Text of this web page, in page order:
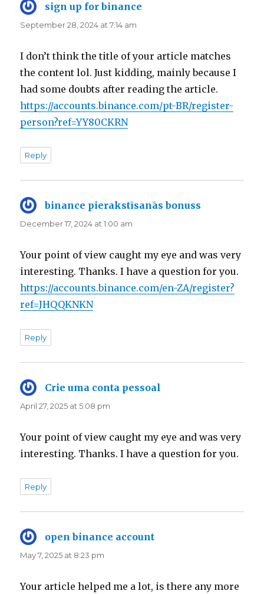
sign up for binance
September 28, 2024 at 7:14 am
I don’t think the title of your article matches
the content lol. Just kidding, mainly because I
had some doubts after reading the article.
https://accounts.binance.com/pt-BR/register-
person?ref=YY80CKRN
Reply
binance pierakstīsanās bonuss
December 17, 2024 at 1:00 am
Your point of view caught my eye and was very
interesting. Thanks. I have a question for you.
https://accounts.binance.com/en-ZA/register?
ref=JHQQKNKN
Reply
Crie uma conta pessoal
April 27, 2025 at 5:08 pm
Your point of view caught my eye and was very
interesting. Thanks. I have a question for you.
Reply
open binance account
May 7, 2025 at 8:23 pm
Your article helped me a lot, is there any more